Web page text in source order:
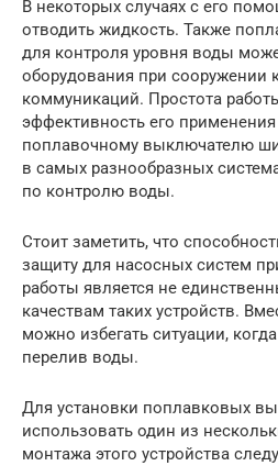
В некоторых случаях с его
отводить жидкость. Также
для контроля уровня воды
оборудования при сооружении
коммуникаций. Простота
эффективность его
поплавочному выключателю
в самых разнообразных
по контролю воды.
Стоит заметить, что
защиту для насосных систем
работы является не
качествам таких устройств.
можно избегать ситуации,
перелив воды.
Для установки поплавковых
использовать один из
монтажа этого устройства